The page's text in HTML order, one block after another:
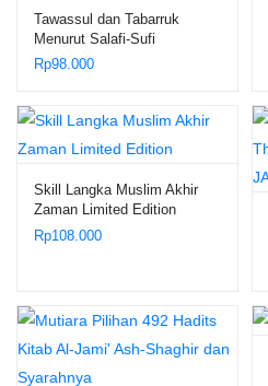
Tawassul dan Tabarruk
Menurut Salafi-Sufi
Rp98.000
Skill Langka Muslim Akhir
Zaman Limited Edition
Rp108.000